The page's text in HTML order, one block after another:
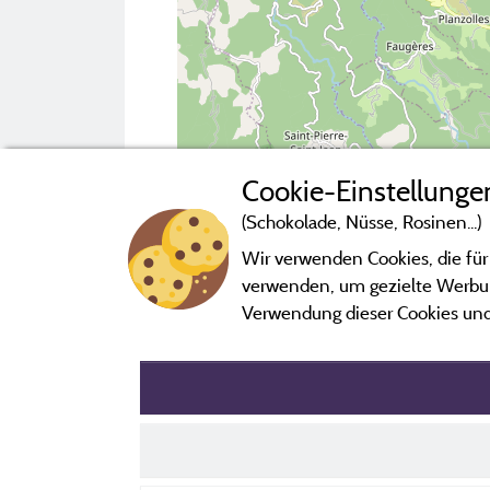
2 km
Campingplatz kontaktieren
Cookie-
(Schokolade, Nüsse, Rosinen...)
Wir verwenden Cookies, die
verwenden, um gezielte
Verwendung dieser Cookies